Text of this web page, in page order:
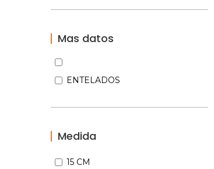
Mas datos
ENTELADOS
Medida
15 CM